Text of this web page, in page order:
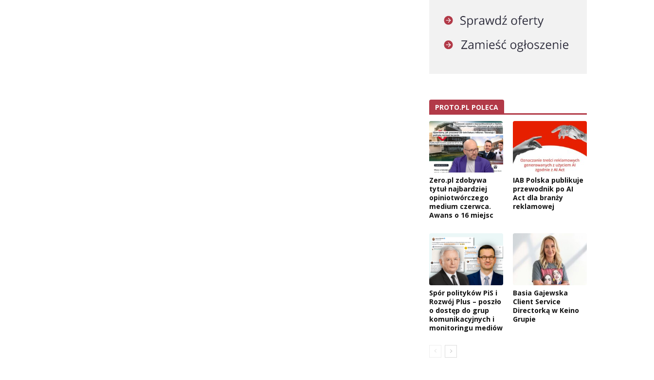
PROTO.PL POLECA
Zero.pl zdobywa
tytuł najbardziej
opiniotwórczego
medium czerwca.
Awans o 16 miejsc
IAB Polska publikuje
przewodnik po AI
Act dla branży
reklamowej
Spór polityków PiS i
Rozwój Plus – poszło
o dostęp do grup
komunikacyjnych i
monitoringu mediów
Basia Gajewska
Client Service
Directorką w Keino
Grupie